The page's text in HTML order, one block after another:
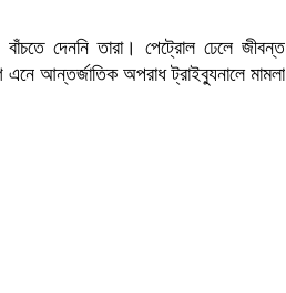
দেননি তারা। পেট্রোল ঢেলে জীবন্ত
আন্তর্জাতিক অপরাধ ট্রাইব্যুনালে মামলা